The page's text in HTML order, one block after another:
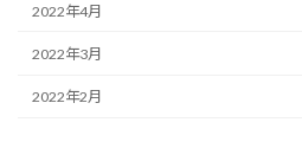
2022年4月
2022年3月
2022年2月